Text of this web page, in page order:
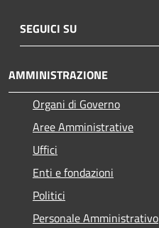
SEGUICI SU
AMMINISTRAZIONE
Organi di Governo
Aree Amministrative
Uffici
Enti e fondazioni
Politici
Personale Amministrativo